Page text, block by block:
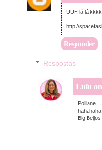
UUH lá lá
http://
Responder
Respostas
Lulu
Polliane
Big Beijos